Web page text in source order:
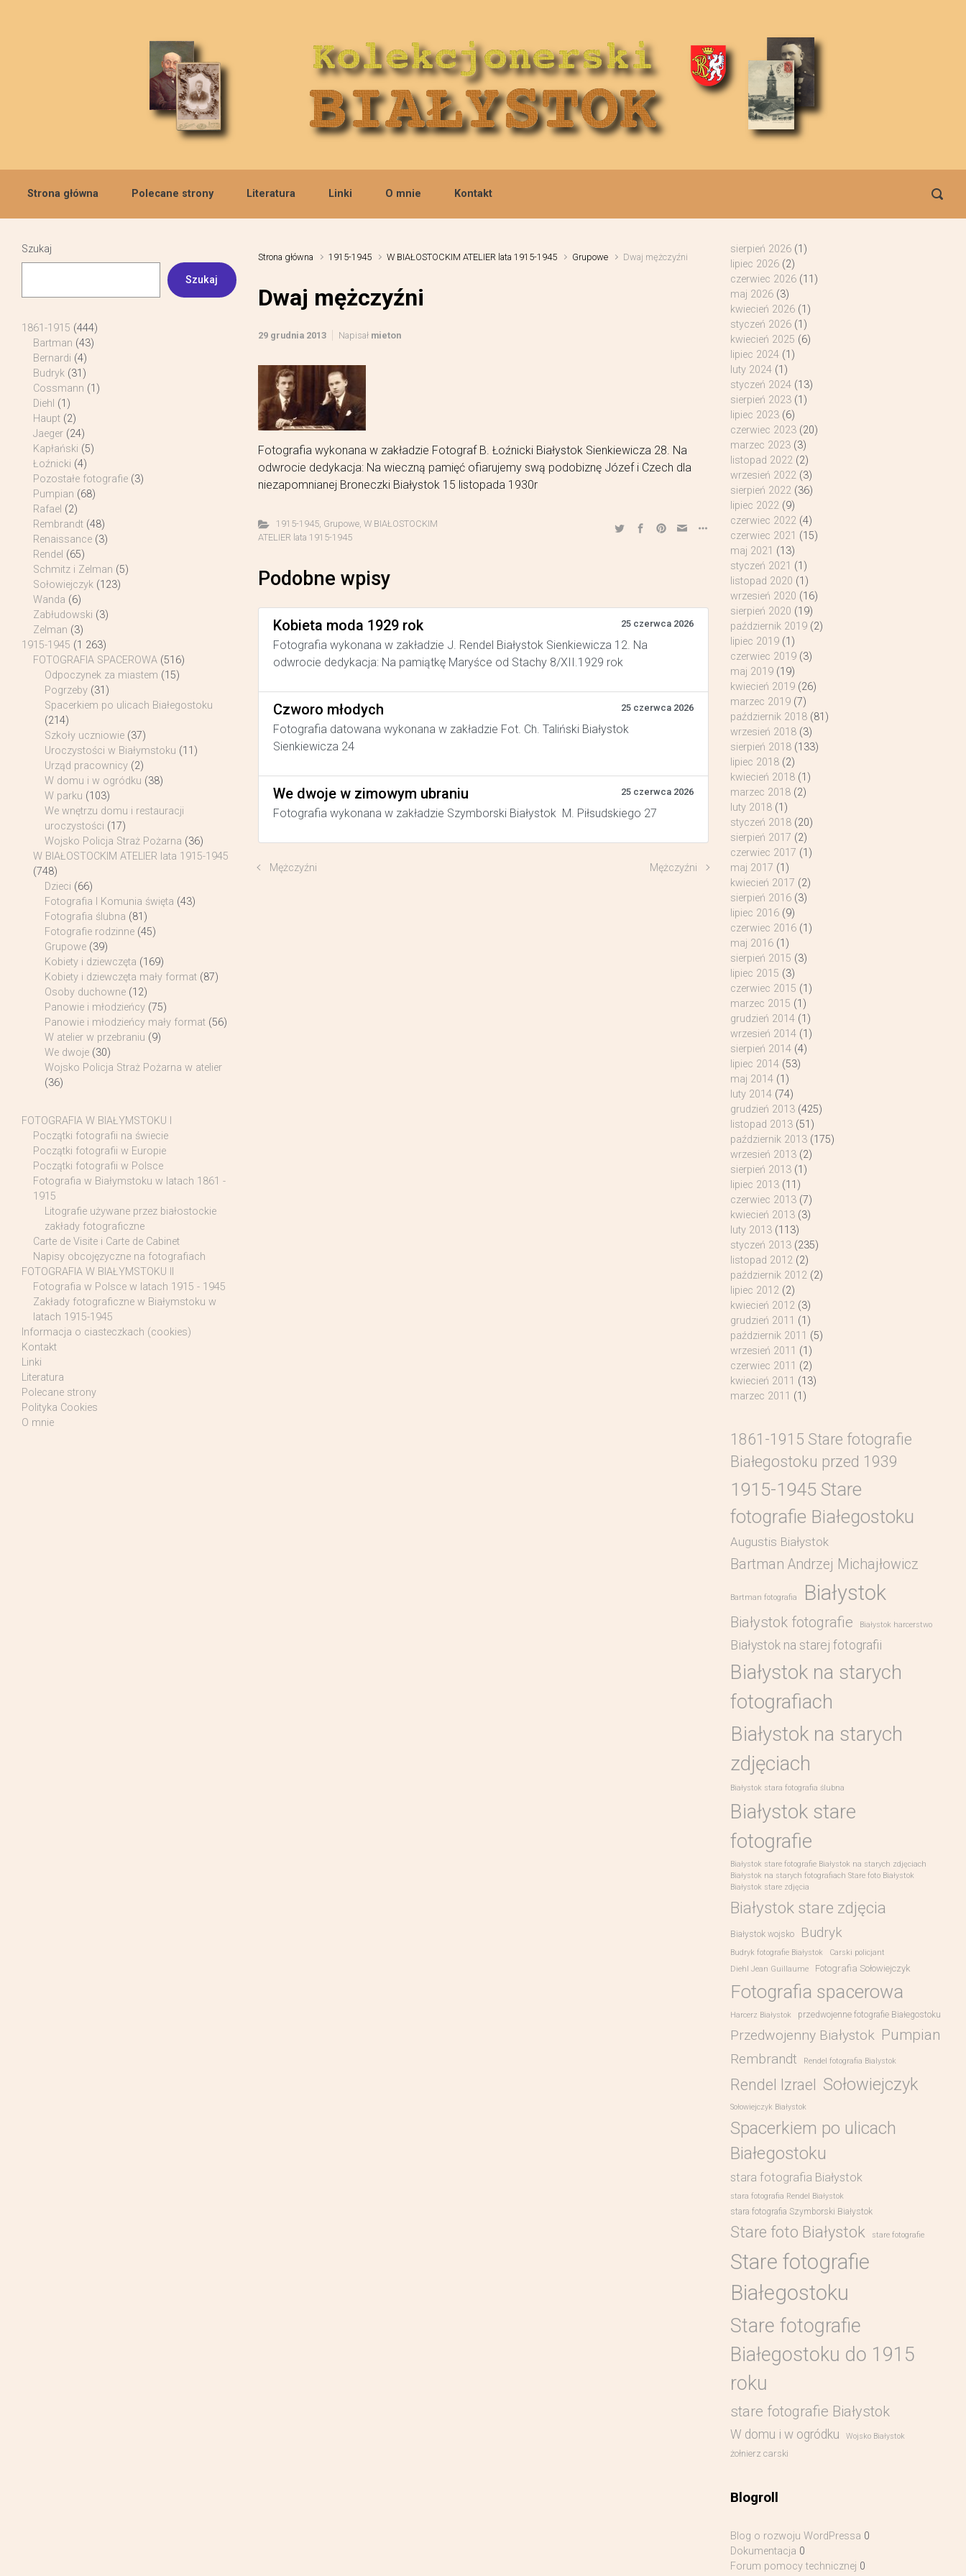
Strona główna Polecane strony Literatura Linki O mnie Kontakt
Strona główna 1915-1945 W BIAŁOSTOCKIM ATELIER lata 1915-1945 Grupowe Dwaj mężczyźni
Dwaj mężczyźni
29 grudnia 2013 Napisał mieton
Fotografia wykonana w zakładzie Fotograf B. Łoźnicki Białystok Sienkiewicza 28. Na
odwrocie dedykacja: Na wieczną pamięć ofiarujemy swą podobiznę Józef i Czech dla
niezapomnianej Broneczki Białystok 15 listopada 1930r
1915-1945, Grupowe,W BIAŁOSTOCKIM
ATELIER lata 1915-1945
Podobne wpisy
Kobieta moda 1929 rok 25 czerwca 2026
Fotografia wykonana w zakładzie J. Rendel Białystok Sienkiewicza 12. Na
odwrocie dedykacja: Na pamiątkę Maryśce od Stachy 8/XII.1929 rok
Czworo młodych 25 czerwca 2026
Fotografia datowana wykonana w zakładzie Fot. Ch. Taliński Białystok
Sienkiewicza 24
We dwoje w zimowym ubraniu 25 czerwca 2026
Fotografia wykonana w zakładzie Szymborski Białystok M. Piłsudskiego 27
Mężczyźni Mężczyźni
Szukaj
Szukaj
1861-1915 (444)
Bartman (43)
Bernardi (4)
Budryk (31)
Cossmann (1)
Diehl (1)
Haupt (2)
Jaeger (24)
Kapłański (5)
Łoźnicki (4)
Pozostałe fotografie (3)
Pumpian (68)
Rafael (2)
Rembrandt (48)
Renaissance (3)
Rendel (65)
Schmitz i Zelman (5)
Sołowiejczyk (123)
Wanda (6)
Zabłudowski (3)
Zelman (3)
1915-1945 (1 263)
FOTOGRAFIA SPACEROWA (516)
Odpoczynek za miastem (15)
Pogrzeby (31)
Spacerkiem po ulicach Białegostoku
(214)
Szkoły uczniowie (37)
Uroczystości w Białymstoku (11)
Urząd pracownicy (2)
W domu i w ogródku (38)
W parku (103)
We wnętrzu domu i restauracji
uroczystości (17)
Wojsko Policja Straż Pożarna (36)
W BIAŁOSTOCKIM ATELIER lata 1915-1945
(748)
Dzieci (66)
Fotografia I Komunia święta (43)
Fotografia ślubna (81)
Fotografie rodzinne (45)
Grupowe (39)
Kobiety i dziewczęta (169)
Kobiety i dziewczęta mały format (87)
Osoby duchowne (12)
Panowie i młodzieńcy (75)
Panowie i młodzieńcy mały format (56)
W atelier w przebraniu (9)
We dwoje (30)
Wojsko Policja Straż Pożarna w atelier
(36)
FOTOGRAFIA W BIAŁYMSTOKU I
Początki fotografii na świecie
Początki fotografii w Europie
Początki fotografii w Polsce
Fotografia w Białymstoku w latach 1861 -
1915
Litografie używane przez białostockie
zakłady fotograficzne
Carte de Visite i Carte de Cabinet
Napisy obcojęzyczne na fotografiach
FOTOGRAFIA W BIAŁYMSTOKU II
Fotografia w Polsce w latach 1915 - 1945
Zakłady fotograficzne w Białymstoku w
latach 1915-1945
Informacja o ciasteczkach (cookies)
Kontakt
Linki
Literatura
Polecane strony
Polityka Cookies
O mnie
sierpień 2026(1)
lipiec 2026(2)
czerwiec 2026(11)
maj 2026(3)
kwiecień 2026(1)
styczeń 2026(1)
kwiecień 2025 (6)
lipiec 2024(1)
luty 2024(1)
styczeń 2024(13)
sierpień 2023(1)
lipiec 2023(6)
czerwiec 2023(20)
marzec 2023(3)
listopad 2022(2)
wrzesień 2022(3)
sierpień 2022(36)
lipiec 2022(9)
czerwiec 2022(4)
czerwiec 2021 (15)
maj 2021 (13)
styczeń 2021 (1)
listopad 2020 (1)
wrzesień 2020 (16)
sierpień 2020 (19)
październik 2019(2)
lipiec 2019(1)
czerwiec 2019(3)
maj 2019(19)
kwiecień 2019(26)
marzec 2019(7)
październik 2018(81)
wrzesień 2018(3)
sierpień 2018(133)
lipiec 2018(2)
kwiecień 2018(1)
marzec 2018(2)
luty 2018(1)
styczeń 2018(20)
sierpień 2017 (2)
czerwiec 2017 (1)
maj 2017 (1)
kwiecień 2017 (2)
sierpień 2016(3)
lipiec 2016(9)
czerwiec 2016(1)
maj 2016(1)
sierpień 2015 (3)
lipiec 2015 (3)
czerwiec 2015 (1)
marzec 2015 (1)
grudzień 2014(1)
wrzesień 2014(1)
sierpień 2014(4)
lipiec 2014(53)
maj 2014(1)
luty 2014(74)
grudzień 2013(425)
listopad 2013(51)
październik 2013(175)
wrzesień 2013(2)
sierpień 2013(1)
lipiec 2013(11)
czerwiec 2013(7)
kwiecień 2013(3)
luty 2013(113)
styczeń 2013(235)
listopad 2012(2)
październik 2012(2)
lipiec 2012(2)
kwiecień 2012(3)
grudzień 2011 (1)
październik 2011 (5)
wrzesień 2011 (1)
czerwiec 2011 (2)
kwiecień 2011 (13)
marzec 2011 (1)
1861-1915 Stare fotografie
Białegostoku przed 1939
1915-1945 Stare
fotografie Białegostoku
Augustis Białystok
Bartman Andrzej Michajłowicz
Bartman fotografia Białystok
Białystok fotografie Białystok harcerstwo
Białystok na starej fotografii
Białystok na starych
fotografiach
Białystok na starych
zdjęciach
Białystok stara fotografia ślubna
Białystok stare
fotografie
Białystok stare fotografie Białystok na starych zdjęciach
Białystok na starych fotografiach Stare foto Białystok
Białystok stare zdjęcia
Białystok stare zdjęcia
Białystok wojsko Budryk
Budryk fotografie Białystok
Carski policjant
Diehl Jean Guillaume
Fotografia Sołowiejczyk
Fotografia spacerowa
Harcerz Białystok przedwojenne fotografie Białegostoku
Przedwojenny Białystok Pumpian
Rembrandt Rendel fotografia Bialystok
Rendel Izrael Sołowiejczyk
Sołowiejczyk Białystok
Spacerkiem po ulicach
Białegostoku
stara fotografia Białystok
stara fotografia Rendel Białystok
stara fotografia Szymborski Białystok
Stare foto Białystok stare fotografie
Stare fotografie
Białegostoku
Stare fotografie
Białegostoku do 1915
roku
stare fotografie Białystok
W domu i w ogródku Wojsko Białystok
żołnierz carski
Blogroll
Blog o rozwoju WordPressa 0
Dokumentacja 0
Forum pomocy technicznej 0